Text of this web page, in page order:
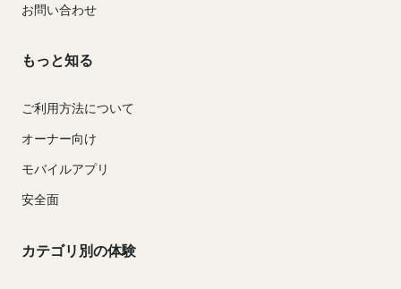
お問い合わせ
もっと知る
ご利用方法について
オーナー向け
モバイルアプリ
安全面
カテゴリ別の体験